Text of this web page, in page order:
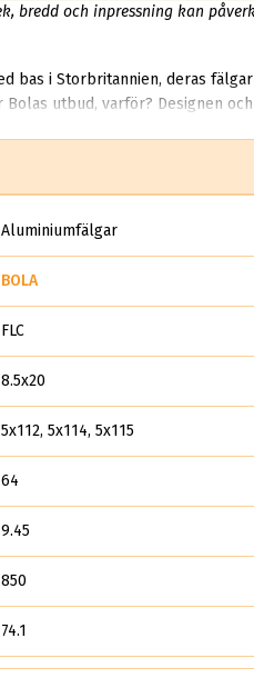
bredd och inpressning kan
i Storbritannien, deras fälgar görs
Bolas utbud, varför? Designen
Aluminiumfälgar
BOLA
FLC
8.5x20
5x112, 5x114, 5x115
64
9.45
850
74.1